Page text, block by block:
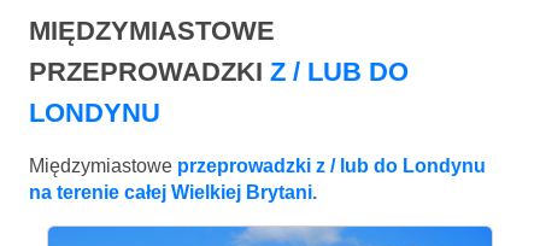
MIĘDZYMIASTOWE
PRZEPROWADZKI Z / LUB DO
LONDYNU
Międzymiastowe przeprowadzki z / lub do Londynu
na terenie całej Wielkiej Brytani.